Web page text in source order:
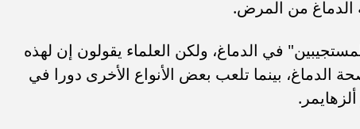
في الدماغ، ولكن العلماء يقولون إن لهذه
الدماغ، بينما تلعب بعض الأنواع الأخرى دورا في